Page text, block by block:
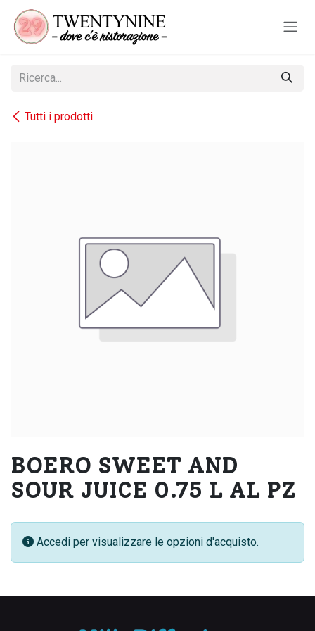
Passa al contenuto
Tutti i prodotti
BOERO SWEET AND
SOUR JUICE 0.75 L AL PZ
Accedi per visualizzare le opzioni d'acquisto.